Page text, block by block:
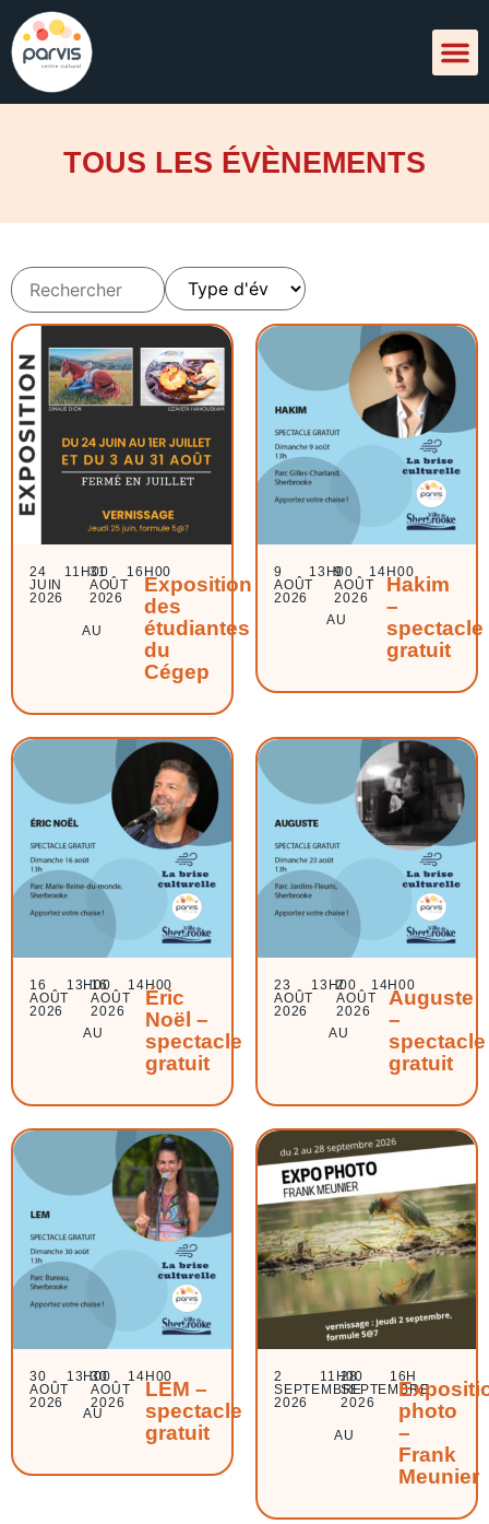
TOUS LES ÉVÈNEMENTS
24
JUIN
2026
11H00
AU
31
AOÛT
2026
16H00
Exposition
des
étudiantes
du
Cégep
9
AOÛT
2026
13H00
AU
9
AOÛT
2026
14H00
Hakim
–
spectacle
gratuit
16
AOÛT
2026
13H00
AU
16
AOÛT
2026
14H00
Éric
Noël –
spectacle
gratuit
23
AOÛT
2026
13H00
AU
2
AOÛT
2026
14H00
Auguste
–
spectacle
gratuit
30
AOÛT
2026
13H00
AU
30
AOÛT
2026
14H00
LEM –
spectacle
gratuit
2
SEPTEMBRE
2026
11H00
AU
28
SEPTEMBRE
2026
16H
photo
–
Frank
Meunier